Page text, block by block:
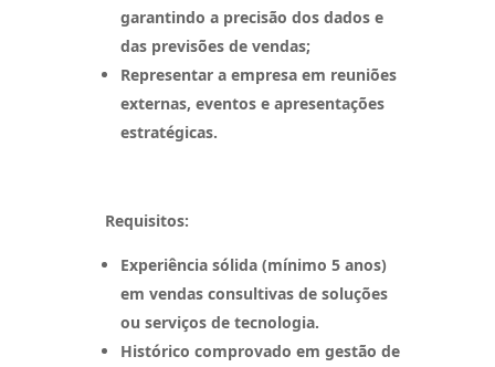
garantindo a precisão dos dados e
das previsões de vendas;
Representar a empresa em reuniões
externas, eventos e apresentações
estratégicas.
Requisitos:
Experiência sólida (mínimo 5 anos)
em vendas consultivas de soluções
ou serviços de tecnologia.
Histórico comprovado em gestão de